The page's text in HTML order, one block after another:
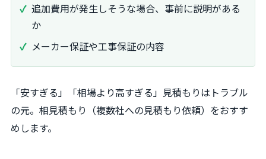
追加費用が発生しそうな場合、事前に説明がある
か
メーカー保証や工事保証の内容
「安すぎる」「相場より高すぎる」見積もりはトラブル
の元。相見積もり（複数社への見積もり依頼）をおすす
めします。